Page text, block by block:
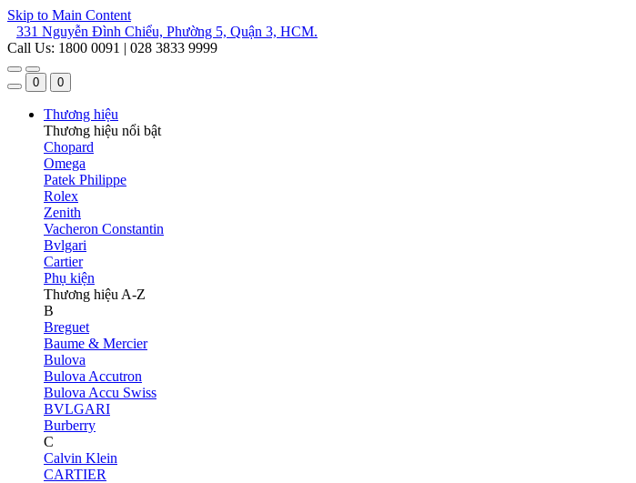
Skip to Main Content
331 Nguyễn Đình Chiểu, Phường 5, Quận 3, HCM.
Call Us: 1800 0091 | 028 3833 9999
0 0
Thương hiệu
Thương hiệu nổi bật
Chopard
Omega
Patek Philippe
Rolex
Zenith
Vacheron Constantin
Bvlgari
Cartier
Phụ kiện
Thương hiệu A-Z
B
Breguet
Baume & Mercier
Bulova
Bulova Accutron
Bulova Accu Swiss
BVLGARI
Burberry
C
Calvin Klein
CARTIER